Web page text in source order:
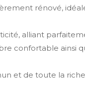
rénové,
alliant
confortable ainsi
et de toute la